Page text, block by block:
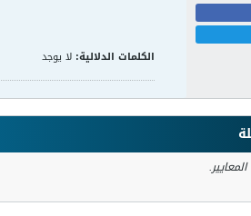
الكلمات الدلالية: لا يوجد